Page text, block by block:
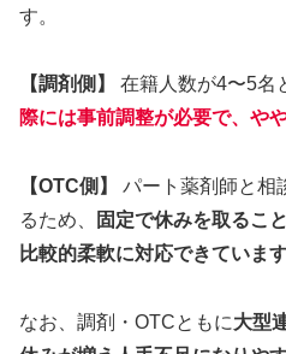
す。
【調剤側】 在籍人数が4〜5名
際には事前調整が必要で、や
【OTC側】
パート薬剤師と相
るため、
固定で休みを取るこ
比較的柔軟に対応できていま
なお、調剤・OTCともに大型